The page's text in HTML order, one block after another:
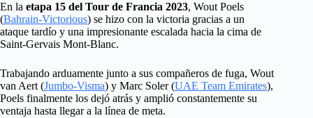
En la etapa 15 del Tour de Francia 2023, Wout Poels
(Bahrain-Victorious) se hizo con la victoria gracias a un
ataque tardío y una impresionante escalada hacia la cima de
Saint-Gervais Mont-Blanc.
Trabajando arduamente junto a sus compañeros de fuga, Wout
van Aert (Jumbo-Visma) y Marc Soler (UAE Team Emirates),
Poels finalmente los dejó atrás y amplió constantemente su
ventaja hasta llegar a la línea de meta.